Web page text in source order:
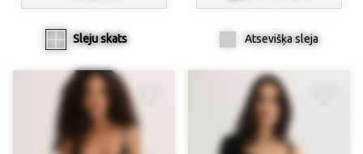
Sleju skats Atsevišķa sleja